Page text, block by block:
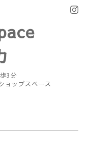
3分
ョップスペース